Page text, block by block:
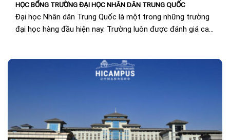
HỌC BỔNG TRƯỜNG ĐẠI HỌC NHÂN DÂN TRUNG QUỐC
Đại học Nhân dân Trung Quốc là một trong những trường
đại học hàng đầu hiện nay. Trường luôn được đánh giá cao